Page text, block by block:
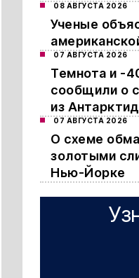
08 АВГУСТА 2026
Ученые
07 АВГУСТА 2026
Темнота и -
сообщили о
из
07 АВГУСТА 2026
О схеме
золотыми
Нью-Йорке